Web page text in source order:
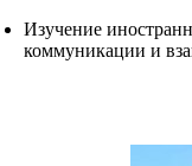
Изучение
коммуникации и